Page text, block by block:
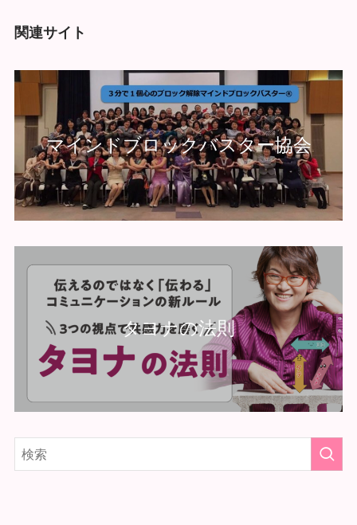
関連サイト
マインドブロックバスター協会
タヨナの法則